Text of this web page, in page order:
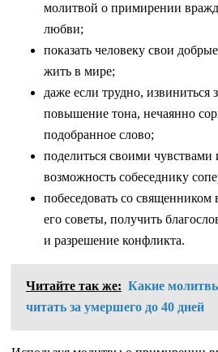
молитвой о примирении
любви;
показать человеку свои
жить в мире;
даже если трудно, извиниться
повышение тона, нечаянно
подобранное слово;
поделиться своими
возможность собеседнику
побеседовать со
его советы, получить
и разрешение конфликта.
Читайте так же: Какие
читать за умершего до 40 дней